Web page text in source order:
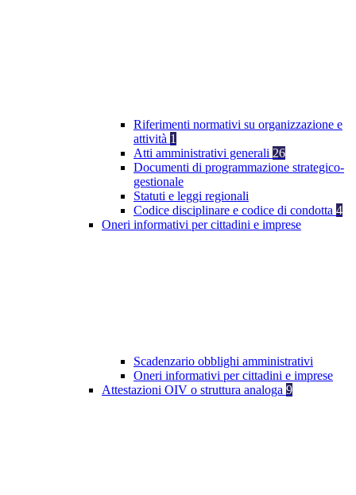
Riferimenti normativi su organizzazione e
attività 1
Atti amministrativi generali 26
Documenti di programmazione strategico-
gestionale
Statuti e leggi regionali
Codice disciplinare e codice di condotta 4
Oneri informativi per cittadini e imprese
Scadenzario obblighi amministrativi
Oneri informativi per cittadini e imprese
Attestazioni OIV o struttura analoga 9